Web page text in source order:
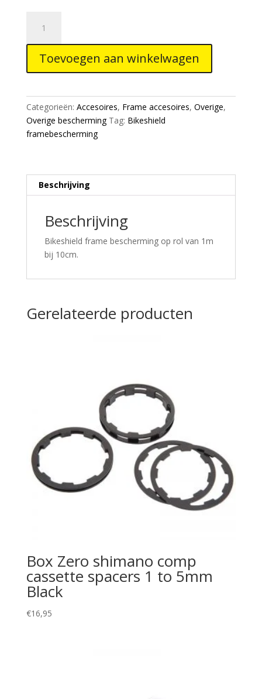
Clearshield
roll
x
matte
aantal
Toevoegen aan winkelwagen
Categorieën: Accesoires, Frame accesoires, Overige,
Overige bescherming Tag: Bikeshield
framebescherming
Beschrijving
Beschrijving
Bikeshield frame bescherming op rol van 1m
bij 10cm.
Gerelateerde producten
Box Zero shimano comp
cassette spacers 1 to 5mm
Black
€16,95